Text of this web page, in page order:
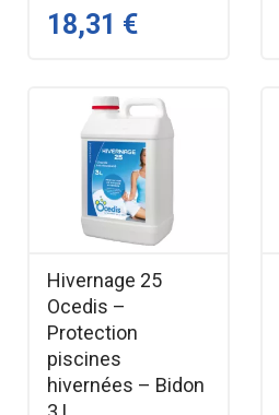
18,31 €
Hivernage 25
Ocedis –
Protection
piscines
hivernées – Bidon